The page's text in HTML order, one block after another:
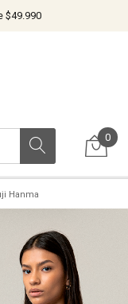
$49.990
0
Hanma